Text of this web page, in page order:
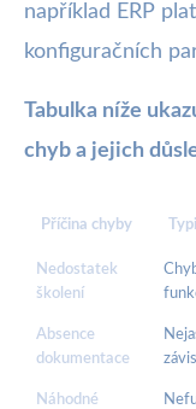
například ERP
konfiguračních
Tabulka níže
chyb a jejich
Příčina chyby
Nedostatek
školení
Absence
dokumentace
Náhodné